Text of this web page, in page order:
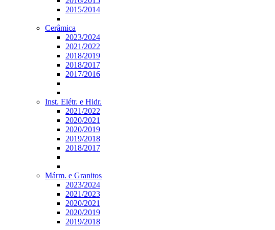
2015/2014
Cerâmica
2023/2024
2021/2022
2018/2019
2018/2017
2017/2016
Inst. Elétr. e Hidr.
2021/2022
2020/2021
2020/2019
2019/2018
2018/2017
Márm. e Granitos
2023/2024
2021/2023
2020/2021
2020/2019
2019/2018